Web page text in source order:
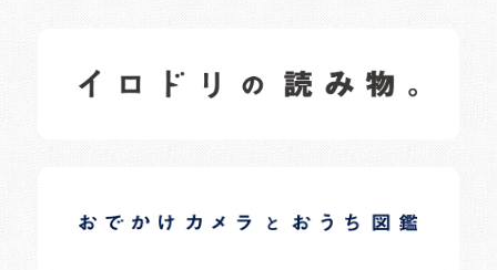
日常の様子など随時更新中です。
日常の様子など随時更新中です。